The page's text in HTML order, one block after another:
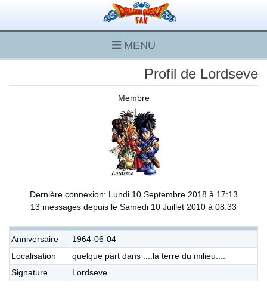
MENU
Profil de Lordseve
Membre
Dernière connexion: Lundi 10 Septembre 2018 à 17:13
13 messages depuis le Samedi 10 Juillet 2010 à 08:33
Anniversaire
1964-06-04
Localisation
quelque part dans ....la terre du milieu....
Signature
Lordseve